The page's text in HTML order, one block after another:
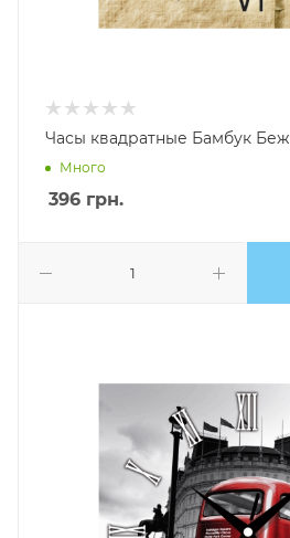
Часы квадратные Бамбук Беж
Много
396 грн.